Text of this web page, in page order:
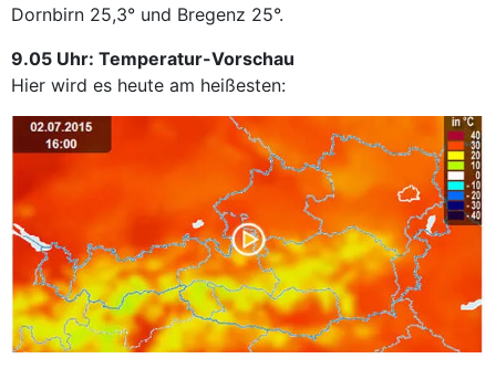
Dornbirn 25,3° und Bregenz 25°.
9.05 Uhr: Temperatur-Vorschau
Hier wird es heute am heißesten: